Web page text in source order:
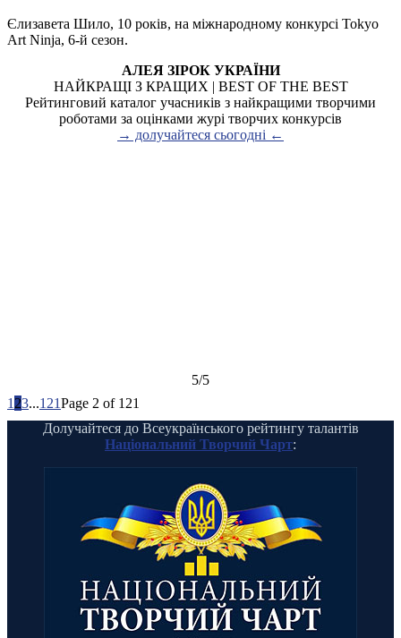
Єлизавета Шило, 10 років, на міжнародному конкурсі Tokyo
Art Ninja, 6-й сезон.
АЛЕЯ ЗІРОК УКРАЇНИ
НАЙКРАЩІ З КРАЩИХ | BEST OF THE BEST
Рейтинговий каталог учасників з найкращими творчими
роботами за оцінками журі творчих конкурсів
→ долучайтеся сьогодні ←
5/5
1 23...121Page 2 of 121
Долучайтеся до Всеукраїнського рейтингу талантів
Національний Творчий Чарт: